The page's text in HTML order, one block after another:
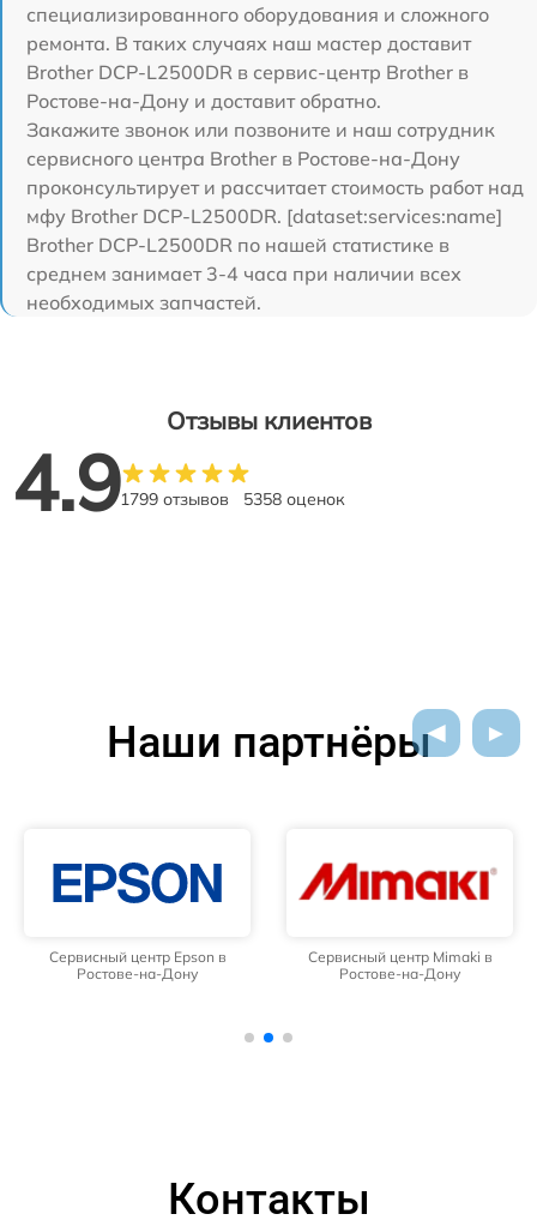
специализированного оборудования и сложного
ремонта. В таких случаях наш мастер доставит
Brother DCP-L2500DR в сервис-центр Brother в
Ростове-на-Дону и доставит обратно.
Закажите звонок или позвоните и наш сотрудник
сервисного центра Brother в Ростове-на-Дону
проконсультирует и рассчитает стоимость работ над
мфу Brother DCP-L2500DR. [dataset:services:name]
Brother DCP-L2500DR по нашей статистике в
среднем занимает 3-4 часа при наличии всех
необходимых запчастей.
Отзывы клиентов
4.91799 отзывов 5358 оценок
Наши партнёры
Сервисный центр Epson в
Ростове-на-Дону
Сервисный центр Mimaki в
Ростове-на-Дону
Контакты